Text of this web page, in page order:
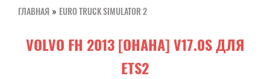
ГЛАВНАЯ » EURO TRUCK SIMULATOR 2
VOLVO FH 2013 [OHAHA] V17.0S ДЛЯ
ETS2